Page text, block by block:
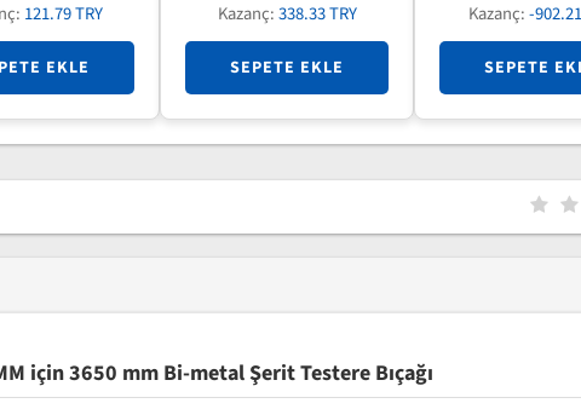
121.79 TRY
EKLE
Kazanç:338.33 TRY
SEPETE EKLE
Kazanç:-
SEPETE
için 3650 mm Bi-metal Şerit Testere Bıçağı